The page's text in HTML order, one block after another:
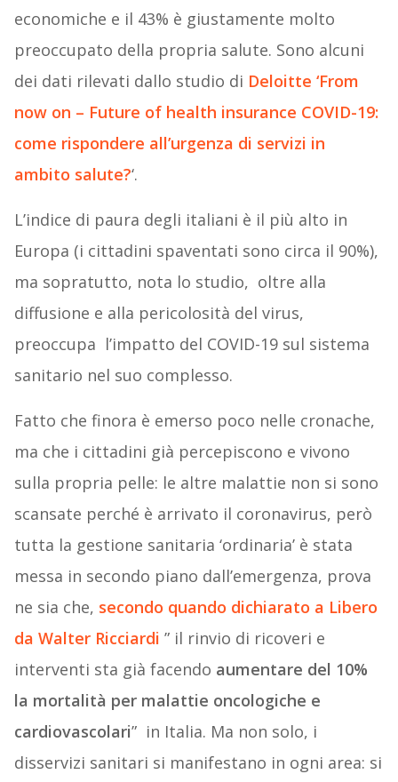
economiche e il 43% è giustamente molto
preoccupato della propria salute. Sono alcuni
dei dati rilevati dallo studio di Deloitte ‘From
now on – Future of health insurance COVID-19:
come rispondere all’urgenza di servizi in
ambito salute?‘.
L’indice di paura degli italiani è il più alto in
Europa (i cittadini spaventati sono circa il 90%),
ma sopratutto, nota lo studio, oltre alla
diffusione e alla pericolosità del virus,
preoccupa l’impatto del COVID-19 sul sistema
sanitario nel suo complesso.
Fatto che finora è emerso poco nelle cronache,
ma che i cittadini già percepiscono e vivono
sulla propria pelle: le altre malattie non si sono
scansate perché è arrivato il coronavirus, però
tutta la gestione sanitaria ‘ordinaria’ è stata
messa in secondo piano dall’emergenza, prova
ne sia che, secondo quando dichiarato a Libero
da Walter Ricciardi ” il rinvio di ricoveri e
interventi sta già facendo aumentare del 10%
la mortalità per malattie oncologiche e
cardiovascolari” in Italia. Ma non solo, i
disservizi sanitari si manifestano in ogni area: si